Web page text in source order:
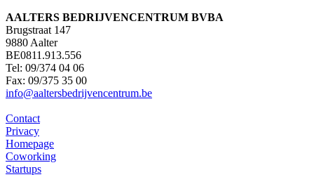
AALTERS BEDRIJVENCENTRUM BVBA
Brugstraat 147
9880 Aalter
BE0811.913.556
Tel: 09/374 04 06
Fax: 09/375 35 00
info@aaltersbedrijvencentrum.be
Contact
Privacy
Homepage
Coworking
Startups